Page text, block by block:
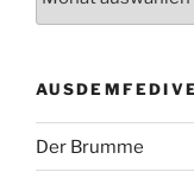
Der Brumme